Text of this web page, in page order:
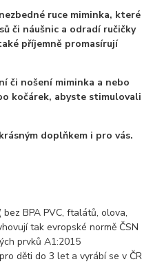
ruce miminka, které
či náušnic a odradí ručičky
příjemně promasírují
či nošení miminka a nebo
kočárek, abyste stimulovali
doplňkem i pro vás.
BPA PVC, ftalátů, olova,
tak evropské normě ČSN
prvků A1:2015
děti do 3 let a vyrábí se v ČR